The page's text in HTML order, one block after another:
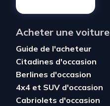
Acheter une voiture
Guide de l'acheteur
Citadines d'occasion
Berlines d'occasion
4x4 et SUV d'occasion
Cabriolets d'occasion